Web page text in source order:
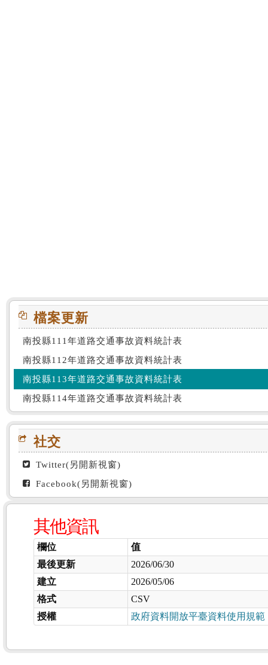
:::
檔案更新
南投縣111年道路交通事故資料統計表
南投縣112年道路交通事故資料統計表
南投縣113年道路交通事故資料統計表
南投縣114年道路交通事故資料統計表
社交
Twitter(另開新視窗)
Facebook(另開新視窗)
其他資訊
欄位
值
最後更新
2026/06/30
建立
2026/05/06
格式
CSV
授權
政府資料開放平臺資料使用規範